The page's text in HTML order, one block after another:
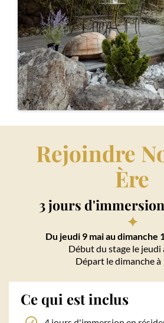
Rejoindre
Ère
3 jours
✦
Du jeudi 9 mai au dimanche
Début du stage le jeudi
Départ le dimanche à
Ce qui est inclus